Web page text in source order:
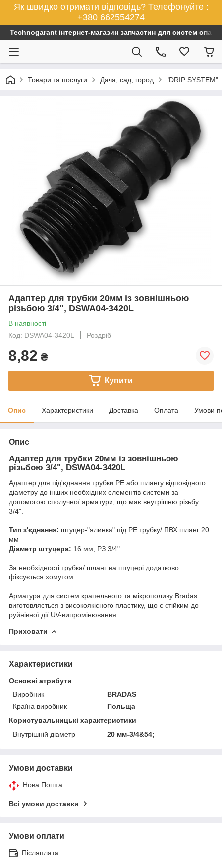
Як швидко отримати відповідь? Телефонуйте :
+380 662554274
Technogarant інтернет-магазин запчастин для систем
Товари та послуги Дача, сад, город "DRIP
Адаптер для трубки 20мм із зовнішньою
різьбою 3/4", DSWA04-3420L
В наявності
Код: DSWA04-3420L
Роздріб
8,82 ₴
Купити
Опис Характеристики Доставка Оплата Умови
Опис
Адаптер для трубки 20мм із зовнішньою
різьбою 3/4", DSWA04-3420L
Адаптер для під'єднання трубки РЕ або шлангу відповідного
діаметру до інших необхідних елементів системи за
допомогою сполучної арматури, що має внутрішню різьбу
3/4".
Тип з'єднання: штуцер-"ялинка" під РЕ трубку/ ПВХ шланг 20
мм
Діаметр штуцера: 16 мм, РЗ 3/4".
За необхідності трубка/ шланг на штуцері додатково
фіксується хомутом.
Арматура для систем крапельного та мікрополиву Bradas
виготовляється з високоякісного пластику, що є стійким до
руйнівної дії UV-випромінювання.
Приховати
Характеристики
Основні атрибути
Виробник
BRADAS
Країна виробник
Польща
Користувальницькі характеристики
Внутрішній діаметр
20 мм-3/4&54;
Умови доставки
Нова Пошта
Всі умови доставки
Умови оплати
Післяплата